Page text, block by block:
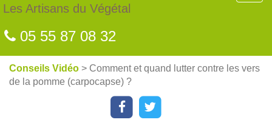
Les Artisans du Végétal
05 55 87 08 32
Conseils Vidéo > Comment et quand lutter contre les vers
de la pomme (carpocapse) ?